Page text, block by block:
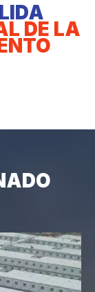
DE LA